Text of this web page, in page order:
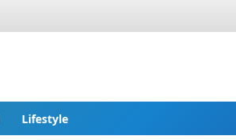
Lifestyle